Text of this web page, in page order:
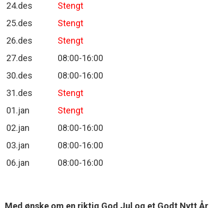
24.des
Stengt
25.des
Stengt
26.des
Stengt
27.des
08:00-16:00
30.des
08:00-16:00
31.des
Stengt
01.jan
Stengt
02.jan
08:00-16:00
03.jan
08:00-16:00
06.jan
08:00-16:00
Med ønske om en riktig God Jul og et Godt Nytt År